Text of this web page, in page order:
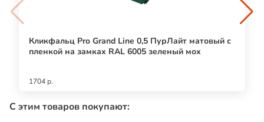
Кликфальц Pro Grand Line 0,5 ПурЛайт матовый с
пленкой на замках RAL 6005 зеленый мох
1704 р.
С этим товаров покупают: